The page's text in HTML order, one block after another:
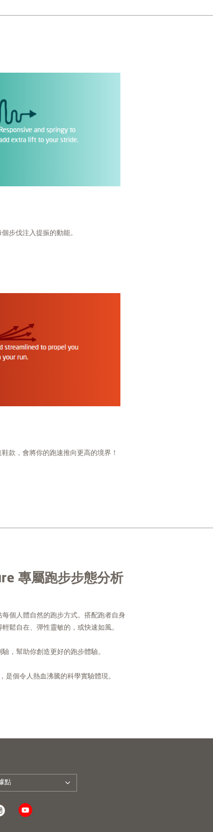
步伐注入提振的動能。
款，會將你的跑速推向更高的境界！
專屬跑步步態分析
個人體自然的跑步方式。搭配跑者自身
鬆自在、彈性靈敏的，或快速如風。
，幫助你創造更好的跑步體驗。
是個令人熱血沸騰的科學實驗體現。
點